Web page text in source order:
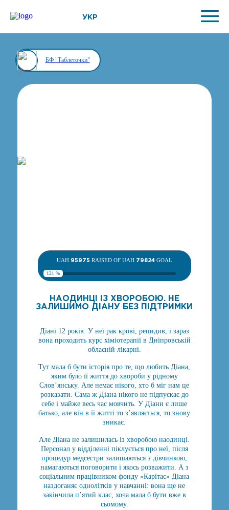
УКР
БФ "Таблеточки"
UAH 95975 RAISED OF UAH 79824GOAL
121 %
НАОДИНЦІ ІЗ ХВОРОБОЮ. НЕ
ЗАЛИШИМО ДІАНУ БЕЗ ПІДТРИМКИ
Діані 12 років. У неї рак крові, рецидив, і зараз
вона проходить курс хіміотерапії в Дніпровській
обласній лікарні.
Тут мала б бути історія про те, що любить Діана,
яким було її життя до хвороби у рідному
Слов’янську. Але немає нікого, хто б міг нам це
розказати. Сама ж Діана нікого не підпускає до
себе і майже весь час мовчить. У Діани є лише
батько, але він в її житті то з’являється, то знову
зникає.
Але Діана не залишилась із хворобою наодинці.
Персонал у відділенні піклується про неї, після
процедур медсестри залишаються з дівчинкою,
намагаються поговорити і якось розважити. А з
соціальним працівником фонду «Карітас» Діана
наздоганяє однолітків у навчанні: вона ще не
закінчила п’ятий клас, хоча мала б бути вже в
сьомому.